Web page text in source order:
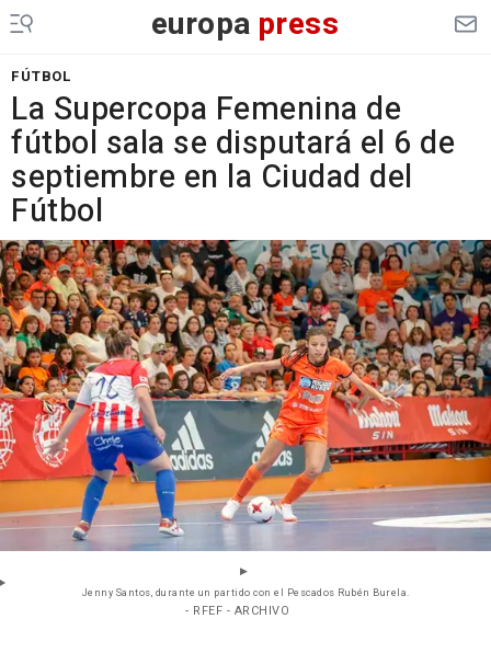
europa press
FÚTBOL
La Supercopa Femenina de
fútbol sala se disputará el 6 de
septiembre en la Ciudad del
Fútbol
Jenny Santos, durante un partido con el Pescados Rubén Burela.
- RFEF - ARCHIVO